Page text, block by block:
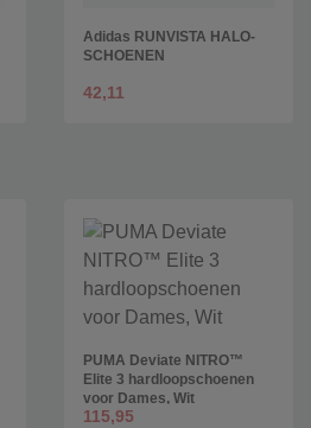
Adidas RUNVISTA HALO-
SCHOENEN
42,11
PUMA Deviate NITRO™
Elite 3 hardloopschoenen
voor Dames, Wit
115,95